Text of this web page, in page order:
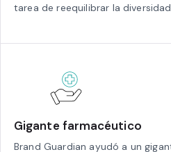
tarea de reequilibrar la
Gigante farmacéutico
Brand Guardian ayudó a un